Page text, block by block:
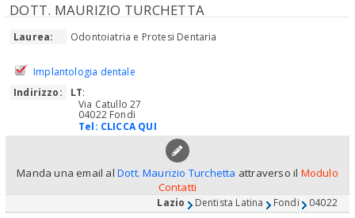
DOTT. MAURIZIO TURCHETTA
Laurea: Odontoiatria e Protesi Dentaria
Implantologia dentale
Indirizzo:
LT:
Via Catullo 27
04022 Fondi
Tel: CLICCA QUI
Manda una email al Dott. Maurizio Turchetta attraverso il Modulo
Contatti
Lazio Dentista Latina Fondi 04022